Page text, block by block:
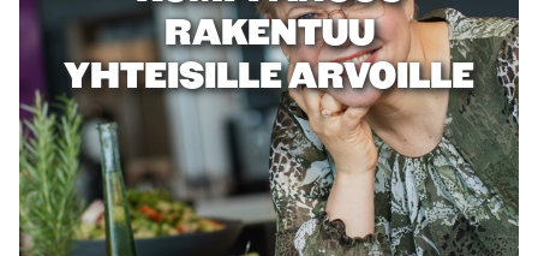
RAKENTUU
YHTEISILLE ARVOILLE